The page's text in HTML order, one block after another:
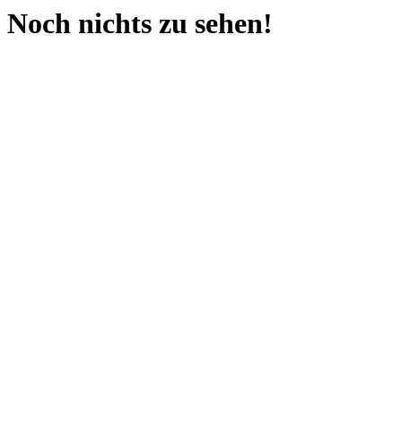
Noch nichts zu sehen!